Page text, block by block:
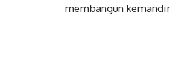
membangun